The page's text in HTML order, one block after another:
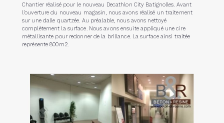
Chantier réalisé pour le nouveau Decathlon City Batignolles. Avant
l’ouverture du nouveau magasin, nous avons réalisé un traitement
sur une dalle quartzée. Au préalable, nous avons nettoyé
complètement la surface. Nous avons ensuite appliqué une cire
métallisante pour redonner de la brillance. La surface ainsi traitée
représente 800m2.